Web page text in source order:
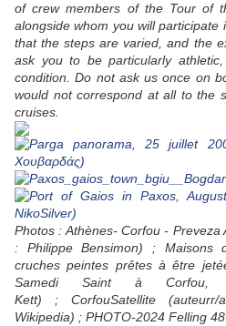
of crew members of the Tour of
alongside whom you will
that the steps are varied, and the
ask you to be particularly
condition. Do not ask us once on
would not correspond at all to the
cruises.
Photos : Athènes- Corfou -
: Philippe Bensimon) ; Maisons
cruches peintes prêtes à être
Samedi Saint à Corfou,
Kett) ; CorfouSatellite
Wikipedia) ; PHOTO-2024 Felling